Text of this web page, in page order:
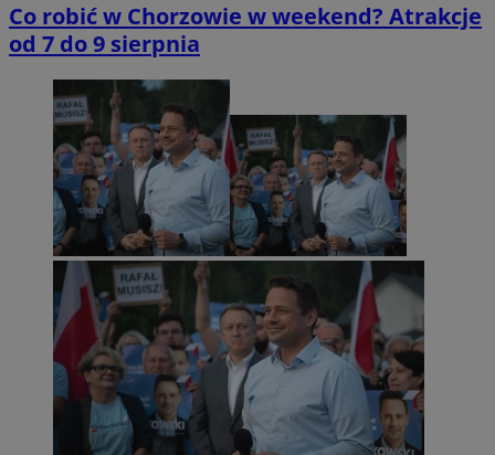
Co robić w Chorzowie w weekend? Atrakcje
od 7 do 9 sierpnia